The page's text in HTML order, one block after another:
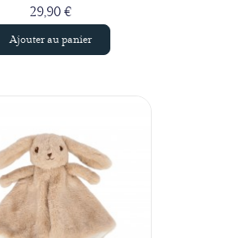
29,90 €
Ajouter au panier